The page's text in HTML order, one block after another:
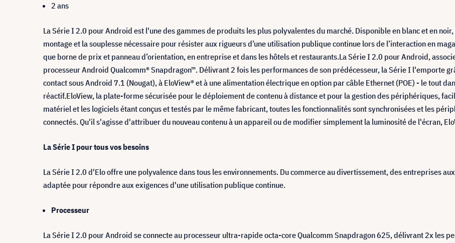
2 ans
La Série I 2.0 pour Android est l'une des gammes de produits les plus polyvalentes du marché. Disponible en blanc et en
montage et la souplesse nécessaire pour résister aux rigueurs d’une utilisation publique continue lors de l’interaction en
que borne de prix et panneau d’orientation, en entreprise et dans les hôtels et restaurants.La Série I 2.0 pour Android,
processeur Android Qualcomm® Snapdragon™. Délivrant 2 fois les performances de son prédécesseur, la Série I l'emporte
contact sous Android 7.1 (Nougat), à EloView® et à une alimentation électrique en option par câble Ethernet (POE) - le tout
réactif.EloView, la plate-forme sécurisée pour le déploiement de contenu à distance et pour la gestion des périphériques,
matériel et les logiciels étant conçus et testés par le même fabricant, toutes les fonctionnalités sont synchronisées et les
connectés. Qu'il s'agisse d'attribuer du nouveau contenu à un appareil ou de modifier simplement la luminosité de l'écran,
La Série I pour tous vos besoins
La Série I 2.0 d'Elo offre une polyvalence dans tous les environnements. Du commerce au divertissement, des entreprises
adaptée pour répondre aux exigences d'une utilisation publique continue.
Processeur
La Série I 2.0 pour Android se connecte au processeur ultra-rapide octa-core Qualcomm Snapdragon 625, délivrant 2x les